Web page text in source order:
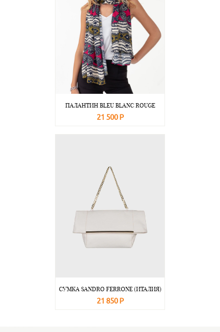
ПАЛАНТИН BLEU BLANC ROUGE
21 500 Р
СУМКА SANDRO FERRONE (ИТАЛИЯ)
21 850 Р